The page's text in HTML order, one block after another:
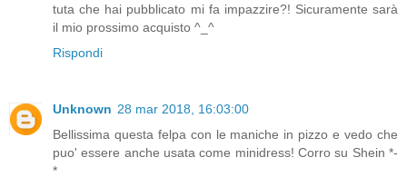
tuta che hai pubblicato mi fa impazzire?! Sicuramente sarà
il mio prossimo acquisto ^_^
Rispondi
Unknown 28 mar 2018, 16:03:00
Bellissima questa felpa con le maniche in pizzo e vedo che
puo' essere anche usata come minidress! Corro su Shein *-
*